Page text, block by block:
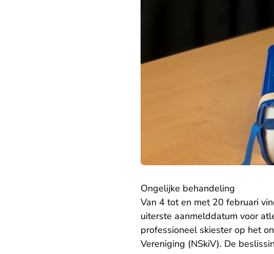
Ongelijke behandeling
Van 4 tot en met 20 februari
uiterste aanmelddatum voor
professioneel skiester op het
Vereniging (NSkiV). De